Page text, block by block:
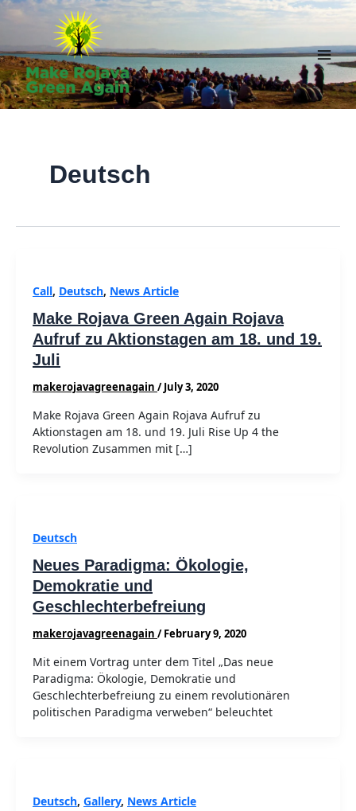
Skip
Main
Deutsch
Call, Deutsch, News Article
Make Rojava Green Again Rojava
Aufruf zu Aktionstagen am 18. und 19.
Juli
makerojavagreenagain /July 3, 2020
Make Rojava Green Again Rojava Aufruf zu
Aktionstagen am 18. und 19. Juli Rise Up 4 the
Revolution Zusammen mit […]
Deutsch
Neues Paradigma: Ökologie,
Demokratie und
Geschlechterbefreiung
makerojavagreenagain /February 9, 2020
Mit einem Vortrag unter dem Titel „Das neue
Paradigma: Ökologie, Demokratie und
Geschlechterbefreiung zu einem revolutionären
politischen Paradigma verweben“ beleuchtet
Deutsch, Gallery, News Article